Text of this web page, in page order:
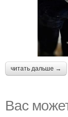
читать дальше →
Вас